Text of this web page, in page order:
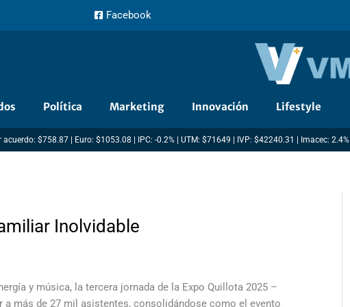
Facebook
Política Marketing Innovación Lifestyle
$758.87 | Euro: $1053.08 | IPC: -0.2% | UTM: $71649 | IVP: $42240.31 | Imacec: 2.4%
Inolvidable
y música, la tercera jornada de la Expo Quillota 2025 –
más de 27 mil asistentes, consolidándose como el evento